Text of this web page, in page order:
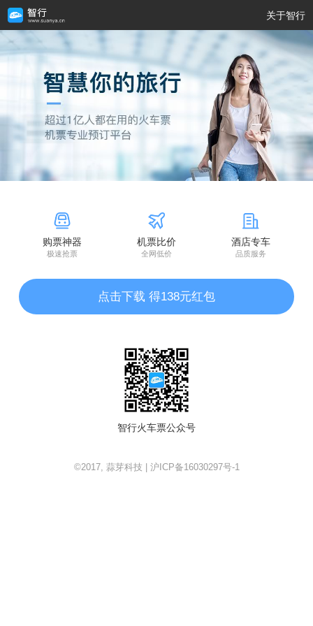
关于智行
购票神器
极速抢票
机票比价
全网低价
酒店专车
品质服务
点击下载 得138元红包
智行火车票公众号
©2017, 蒜芽科技 | 沪ICP备16030297号-1